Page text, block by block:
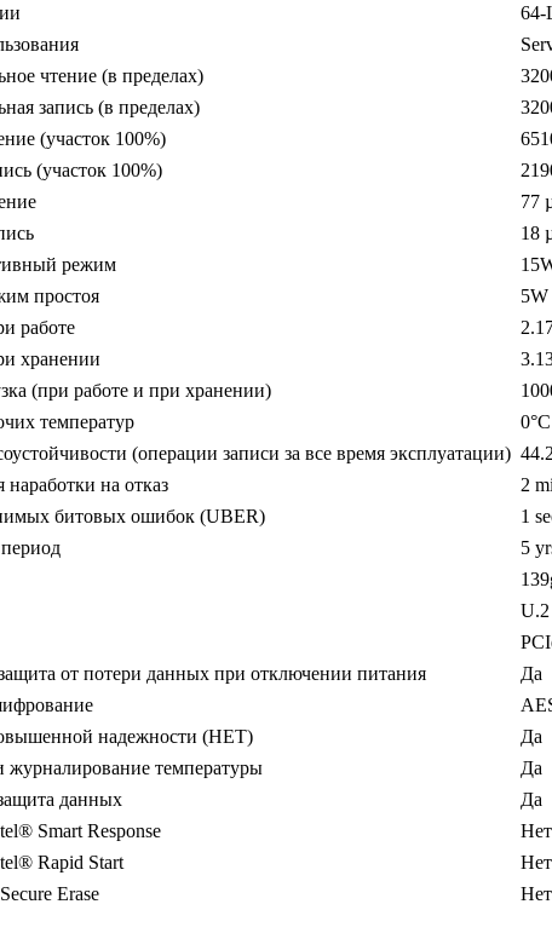
64-
чтение (в пределах)
запись (в пределах)
(участок 100%)
(участок 100%)
77
18
режим
простоя
5W
работе
хранении
(при работе и при хранении)
температур
(операции записи за все время эксплуатации)
наработки на отказ
2
битовых ошибок (UBER)
1
5
U.2
от потери данных при отключении питания
Да
надежности (HET)
Да
температуры
Да
данных
Да
Smart Response
Нет
Rapid Start
Нет
Erase
Нет